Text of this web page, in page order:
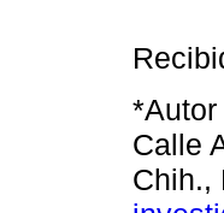
Calle
Chih.,